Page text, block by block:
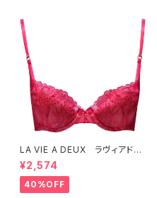
LA VIE A DEUX ラヴィアド
ゥ ラメチュールレース ブラジ
ャー C75 ブラ （レッド）22
452 SALE セール 送料無
料
¥2,574
40%OFF